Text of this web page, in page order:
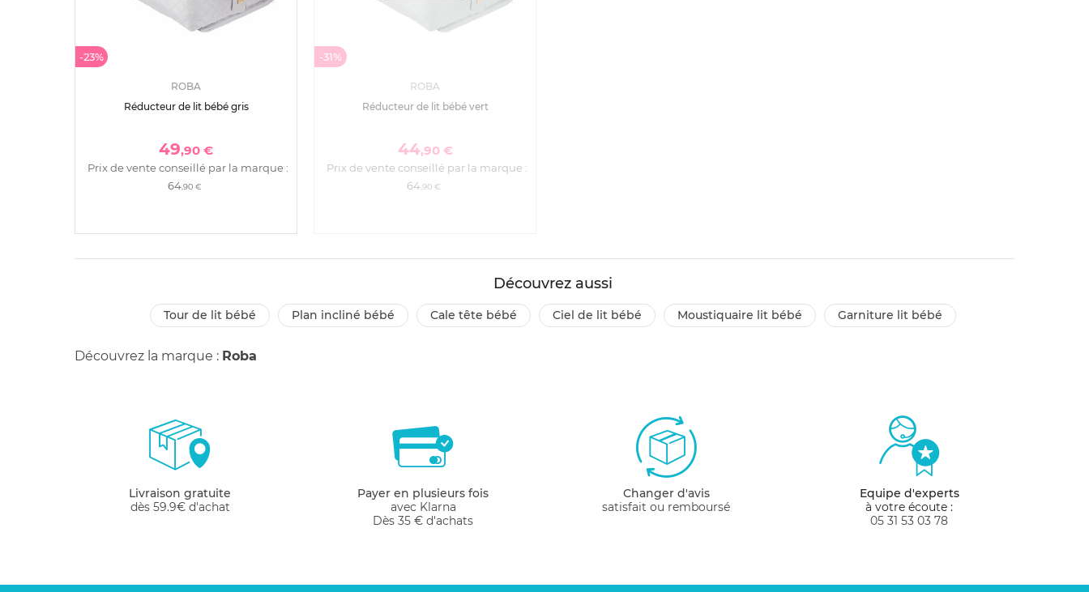
-23%
ROBA
Réducteur de lit bébé gris
49,90 €
Prix de vente conseillé par la marque :
64,90 €
-31%
ROBA
Réducteur de lit bébé vert
44,90 €
Prix de vente conseillé par la marque :
64 ,90 €
Découvrez aussi
tour de lit bébé plan incliné bébé cale tête bébé ciel de lit bébé moustiquaire lit bébé garniture lit bébé
Découvrez la marque : Roba
Livraison gratuite
dès 59.9€ d'achat
Payer en plusieurs fois
avec Klarna
Dès 35 € d'achats
Changer d'avis
satisfait ou remboursé
Equipe d'experts
à votre écoute :
05 31 53 03 78